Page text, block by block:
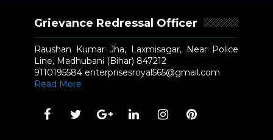
Grievance Redressal Officer
Raushan Kumar Jha, Laxmisagar, Near Police
Line, Madhubani (Bihar) 847212
9110195584 enterprisesroyal565@gmail.com
Read More